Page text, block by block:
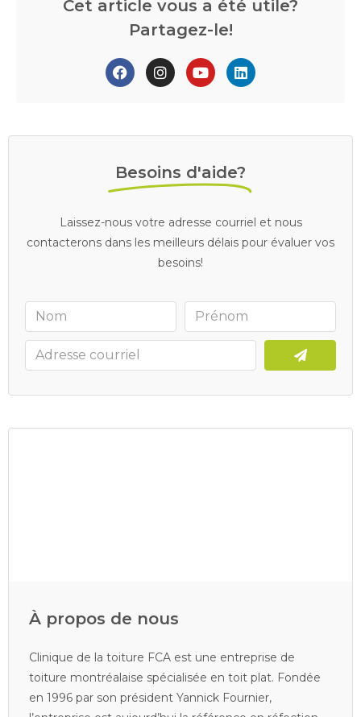
Cet article vous a été utile?
Partagez-le!
Besoins d'aide?
Laissez-nous votre adresse courriel et nous
contacterons dans les meilleurs délais pour évaluer vos
besoins!
À propos de nous
Clinique de la toiture FCA est une entreprise de
toiture montréalaise spécialisée en toit plat. Fondée
en 1996 par son président Yannick Fournier,